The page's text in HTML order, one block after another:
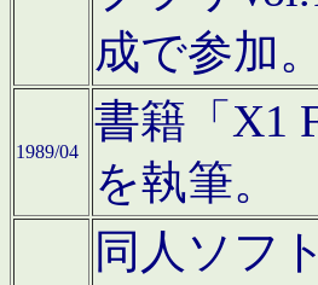
成で参加。
1989/04
書籍「X1
を執筆。
同人ソフ